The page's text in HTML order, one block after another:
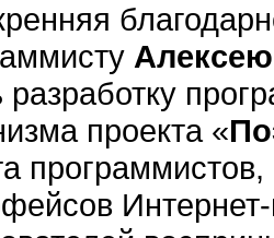
разработку
проекта «